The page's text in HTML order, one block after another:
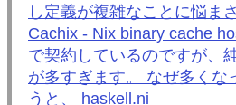
し定義が複雑なことに悩ま
Cachix - Nix binary cache
で契約しているのですが、
が多すぎます。 なぜ多くな
うと、 haskell.ni